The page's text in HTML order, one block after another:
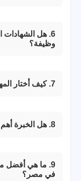
6. هل
وظيفة؟
7. كيف أختار المهارة الأنسب لي؟
8. هل الخبرة أهم أم المهارات؟
9. ما هي أفضل
في مصر؟